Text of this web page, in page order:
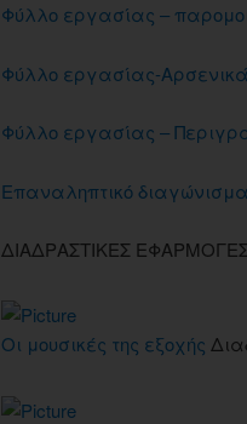
Φύλλο εργασίας –
Φύλλο εργασίας-
Φύλλο εργασίας –
Επαναληπτικό διαγώνισμα
ΔΙΑΔΡΑΣΤΙΚΕΣ ΕΦΑΡΜΟΓΕΣ
Οι μουσικές της εξοχής